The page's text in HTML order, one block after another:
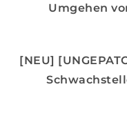
Umgehen
[NEU]